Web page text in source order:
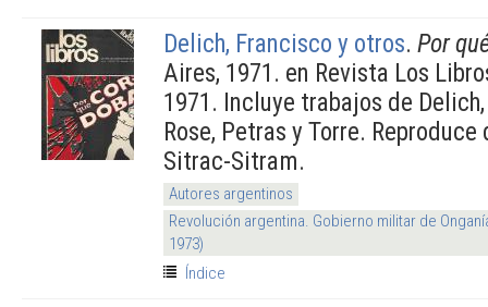
Delich, Francisco y otros. Por
Aires, 1971. en Revista Los
1971. Incluye trabajos de
Rose, Petras y Torre.
Sitrac-Sitram.
Autores argentinos
Revolución argentina. Gobierno militar de
1973)
Índice